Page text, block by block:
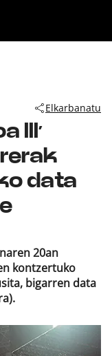
Elkarbanatu
III’
data
20an
kontzertuko
bigarren data